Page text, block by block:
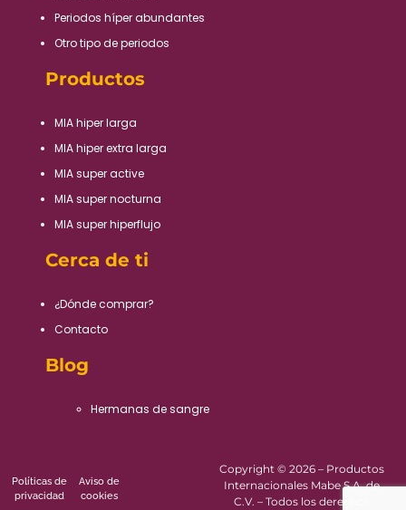
Periodos híper abundantes​
Otro tipo de periodos​
Productos
MIA hiper larga
MIA hiper extra larga
MIA super active
MIA super nocturna
MIA super hiperflujo
Cerca de ti
¿Dónde comprar?
Contacto
Blog
Hermanas de sangre
Políticas de
privacidad
Aviso de
cookies
Copyright © 2026 – Productos
Internacionales Mabe S.A. de
C.V. – Todos los derechos